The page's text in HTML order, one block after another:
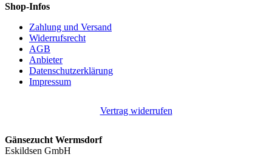
Shop-Infos
Zahlung und Versand
Widerrufsrecht
AGB
Anbieter
Datenschutzerklärung
Impressum
Vertrag widerrufen
Gänsezucht Wermsdorf
Eskildsen GmbH